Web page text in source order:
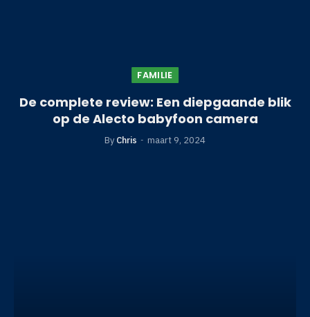
FAMILIE
De complete review: Een diepgaande blik
op de Alecto babyfoon camera
By Chris maart 9, 2024